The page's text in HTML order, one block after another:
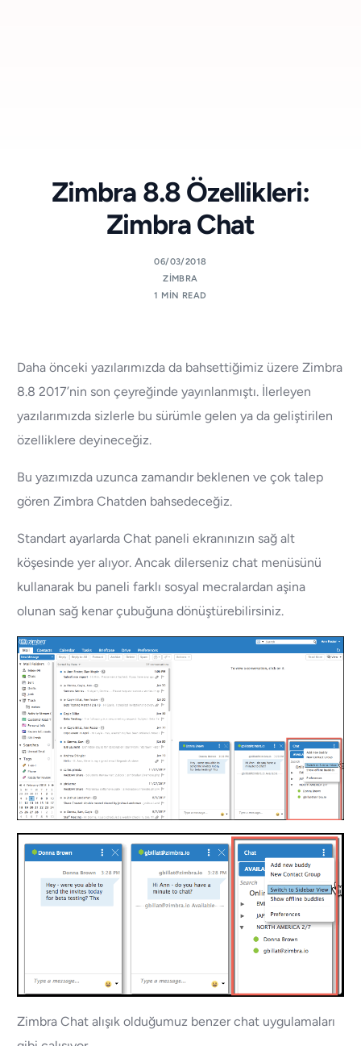
Zimbra 8.8 Özellikleri:
Zimbra Chat
06/03/2018
ZIMBRA
1 MIN READ
Daha önceki yazılarımızda da bahsettiğimiz üzere Zimbra
8.8 2017’nin son çeyreğinde yayınlanmıştı. İlerleyen
yazılarımızda sizlerle bu sürümle gelen ya da geliştirilen
özelliklere deyineceğiz.
Bu yazımızda uzunca zamandır beklenen ve çok talep
gören Zimbra Chatden bahsedeceğiz.
Standart ayarlarda Chat paneli ekranınızın sağ alt
köşesinde yer alıyor. Ancak dilerseniz chat menüsünü
kullanarak bu paneli farklı sosyal mecralardan aşina
olunan sağ kenar çubuğuna dönüştürebilirsiniz.
Zimbra Chat alışık olduğumuz benzer chat uygulamaları